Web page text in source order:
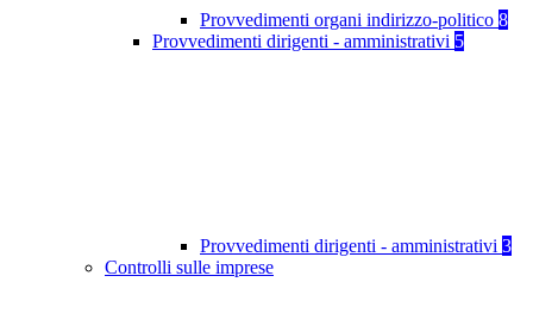
Provvedimenti organi indirizzo-politico 8
Provvedimenti dirigenti - amministrativi 5
Provvedimenti dirigenti - amministrativi 3
Controlli sulle imprese